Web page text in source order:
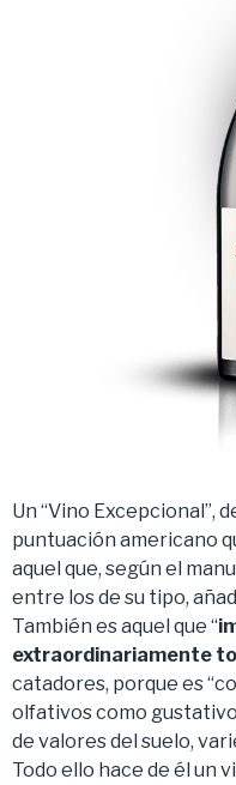
Un “Vino Excepcional”,
puntuación americano
aquel que, según el
entre los de su tipo,
También es aquel que “
extraordinariamente
catadores, porque es
olfativos como
de valores del suelo,
Todo ello hace de él un